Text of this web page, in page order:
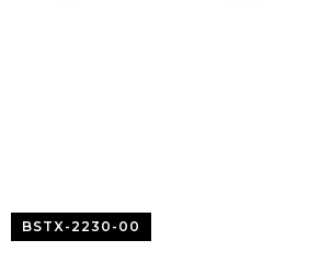
BSTX-2230-00